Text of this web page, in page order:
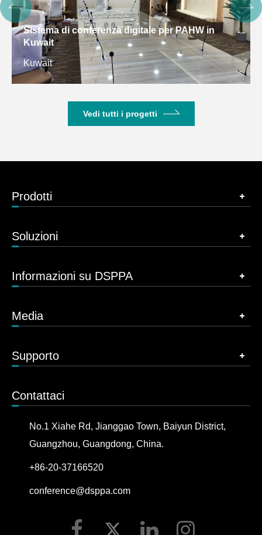
Sistema di conferenza digitale per PAHW in
Kuwait
Kuwait
Vedi tutti i progetti
Prodotti
Soluzioni
Informazioni su DSPPA
Media
Supporto
Contattaci
No.1 Xiahe Rd, Jianggao Town, Baiyun District,
Guangzhou, Guangdong, China.
+86-20-37166520
conference@dsppa.com